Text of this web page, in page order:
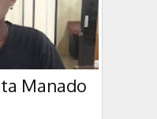
Manado